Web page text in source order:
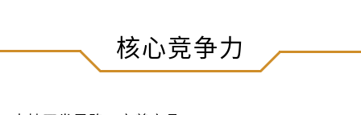
核心竞争力